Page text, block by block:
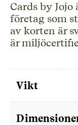
Cards by
företag som
av korten är
är
Vikt